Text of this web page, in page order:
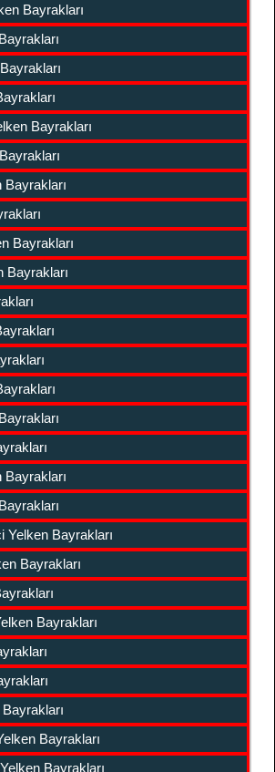
Bayrakları
Bayrakları
Bayrakları
Bayrakları
Bayrakları
Yelken Bayrakları
Bayrakları
Bayrakları
Bayrakları
Bayrakları